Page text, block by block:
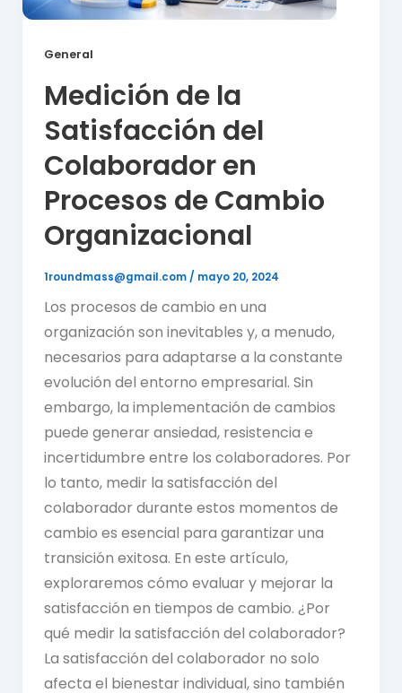
General
Medición de la
Satisfacción del
Colaborador en
Procesos de Cambio
Organizacional
1roundmass@gmail.com / mayo 20, 2024
Los procesos de cambio en una
organización son inevitables y, a menudo,
necesarios para adaptarse a la constante
evolución del entorno empresarial. Sin
embargo, la implementación de cambios
puede generar ansiedad, resistencia e
incertidumbre entre los colaboradores. Por
lo tanto, medir la satisfacción del
colaborador durante estos momentos de
cambio es esencial para garantizar una
transición exitosa. En este artículo,
exploraremos cómo evaluar y mejorar la
satisfacción en tiempos de cambio. ¿Por
qué medir la satisfacción del colaborador?
La satisfacción del colaborador no solo
afecta el bienestar individual, sino también